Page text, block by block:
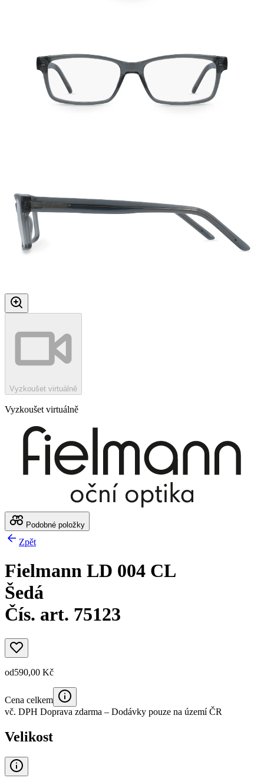
Vyzkoušet virtuálně
Vyzkoušet virtuálně
Podobné položky
Zpět
Fielmann LD 004 CL
Šedá
Čís. art. 75123
od590,00 Kč
Cena celkem
vč. DPH Doprava zdarma – Dodávky pouze na území ČR
Velikost